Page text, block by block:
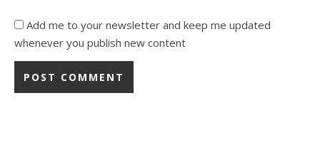
Add me to your newsletter and keep me updated
whenever you publish new content